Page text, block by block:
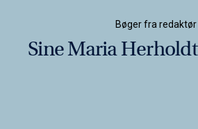
Bøger fra redaktør
Sine Maria